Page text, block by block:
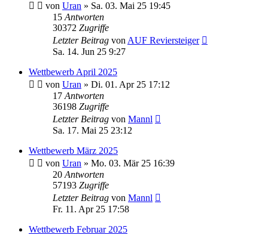
von Uran » Sa. 03. Mai 25 19:45
15 Antworten
30372 Zugriffe
Letzter Beitrag von AUF Reviersteiger
Sa. 14. Jun 25 9:27
Wettbewerb April 2025
von Uran » Di. 01. Apr 25 17:12
17 Antworten
36198 Zugriffe
Letzter Beitrag von Mannl
Sa. 17. Mai 25 23:12
Wettbewerb März 2025
von Uran » Mo. 03. Mär 25 16:39
20 Antworten
57193 Zugriffe
Letzter Beitrag von Mannl
Fr. 11. Apr 25 17:58
Wettbewerb Februar 2025